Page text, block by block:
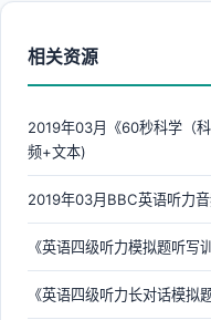
相关资源
2019年03月《60秒科学（
频+文本)
2019年03月BBC英语听力
《英语四级听力模拟题听
《英语四级听力长对话模